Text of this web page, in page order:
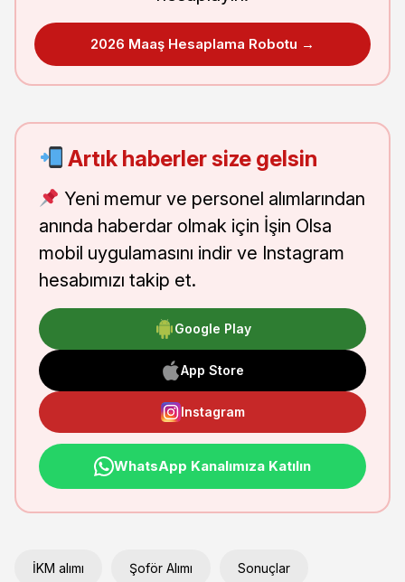
2026 Maaş Hesaplama Robotu →
Artık haberler size gelsin
Yeni memur ve personel alımlarından
anında haberdar olmak için İşin Olsa
mobil uygulamasını indir ve Instagram
hesabımızı takip et.
Google Play
App Store
Instagram
WhatsApp Kanalımıza Katılın
İKM alımı Şoför Alımı Sonuçlar